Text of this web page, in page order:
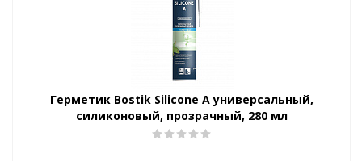
Герметик Bostik Silicone A универсальный,
силиконовый, прозрачный, 280 мл